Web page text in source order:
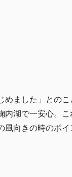
めました」との
内湖で一安心。
向きの時のポイ